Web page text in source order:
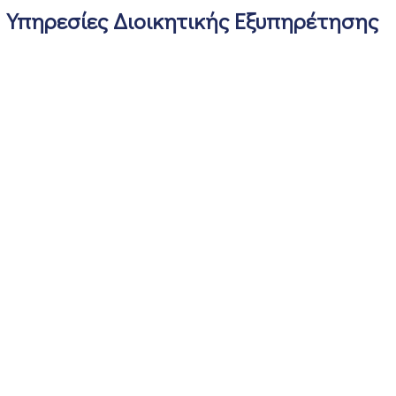
Υπηρεσίες Διοικητικής Εξυπηρέτησης